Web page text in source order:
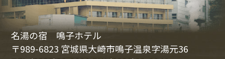
名湯の宿 鳴子ホテル
〒989-6823 宮城県大崎市鳴子温泉字湯元36